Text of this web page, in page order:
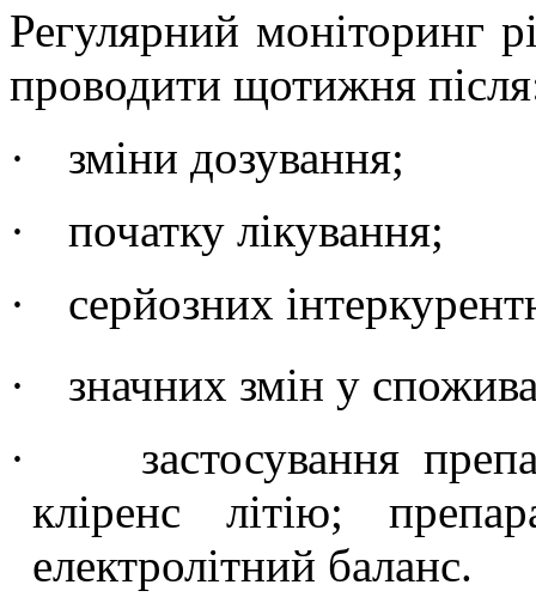
Регулярний моніторинг
проводити щотижня
·
зміни дозування;
·
початку лікування;
·
серйозних
·
значних змін у
·
застосування
кліренс літію;
електролітний баланс.